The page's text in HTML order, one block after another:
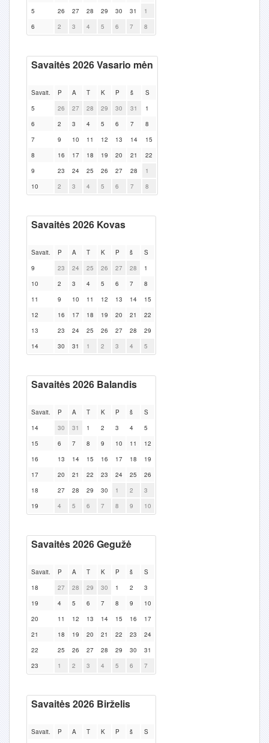
5
26 27 28 29 30 31
1
6
2 3 4 5 6 7 8
Savaitės 2026 Vasario mėn
Savait. P A T K P š
S
5
26 27 28 29 30 31
1
6
2 3 4 5 6 7
8
7
9 10 11 12 13 14
15
8
16 17 18 19 20 21
22
9
23 24 25 26 27 28
1
10
2 3 4 5 6 7 8
Savaitės 2026 Kovas
Savait. P A T K P š
S
9
23 24 25 26 27 28
1
10
2 3 4 5 6 7
8
11
9 10 11 12 13 14
15
12
16 17 18 19 20 21
22
13
23 24 25 26 27 28
29
14
30 31 1 2 3 4 5
Savaitės 2026 Balandis
Savait. P A T K P š
S
14
30 31 1 2 3 4
5
15
6 7 8 9 10 11
12
16
13 14 15 16 17 18
19
17
20 21 22 23 24 25
26
18
27 28 29 30 1 2
3
19
4 5 6 7 8 9 10
Savaitės 2026 Gegužė
Savait. P A T K P š
S
18
27 28 29 30 1 2
3
19
4 5 6 7 8 9
10
20
11 12 13 14 15 16
17
21
18 19 20 21 22 23
24
22
25 26 27 28 29 30
31
23
1 2 3 4 5 6 7
Savaitės 2026 Birželis
Savait. P A T K P š S